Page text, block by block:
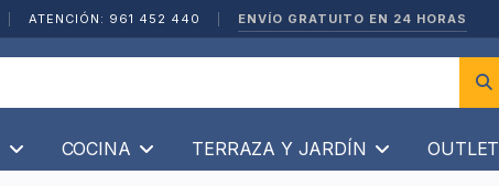
ATENCIÓN: 961 452 440 ENVÍO GRATUITO EN 24 HORAS
COCINA TERRAZA Y JARDÍN OUTLET